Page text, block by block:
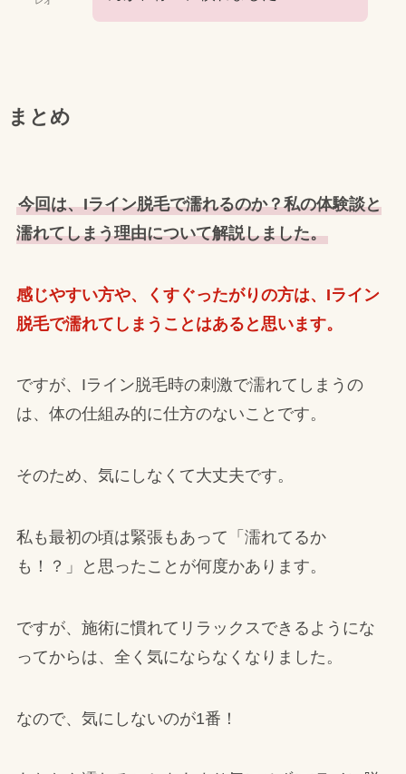
まとめ
今回は、Iライン脱毛で濡れるのか？私の体験談と
濡れてしまう理由について解説しました。
感じやすい方や、くすぐったがりの方は、Iライン
脱毛で濡れてしまうことはあると思います。
ですが、Iライン脱毛時の刺激で濡れてしまうの
は、体の仕組み的に仕方のないことです。
そのため、気にしなくて大丈夫です。
私も最初の頃は緊張もあって「濡れてるか
も！？」と思ったことが何度かあります。
ですが、施術に慣れてリラックスできるようにな
ってからは、全く気にならなくなりました。
なので、気にしないのが1番！